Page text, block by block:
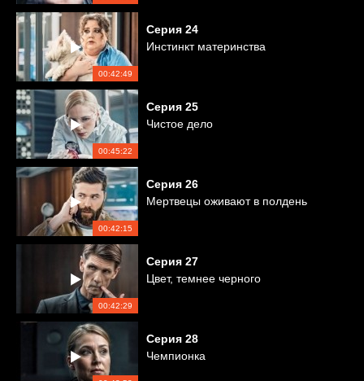
00:42:49
Серия 24
Инстинкт материнства
00:45:22
Серия 25
Чистое дело
00:42:15
Серия 26
Мертвецы оживают в полдень
00:42:29
Серия 27
Цвет, темнее черного
Серия 28
Чемпионка